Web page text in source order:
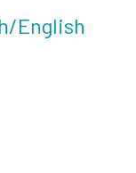
English